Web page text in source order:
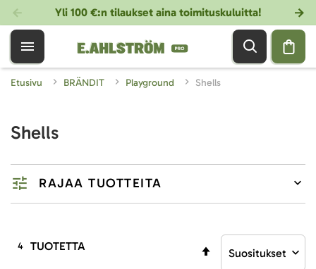
Yli 100 €:n tilaukset aina toimituskuluitta!
Etusivu BRÄNDIT Playground Shells
Shells
4 TUOTETTA
Aseta
RAJAA TUOTTEITA